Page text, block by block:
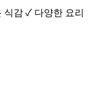
감 ✓ 다양한 요리